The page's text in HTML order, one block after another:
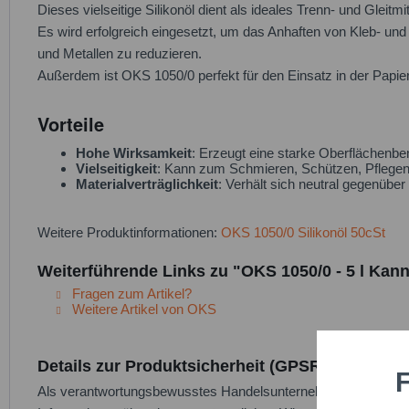
Dieses vielseitige Silikonöl dient als ideales Trenn- und
Es wird erfolgreich eingesetzt, um das Anhaften von Kleb-
und Metallen zu reduzieren.
Außerdem ist OKS 1050/0 perfekt für den Einsatz in der
Vorteile
Hohe Wirksamkeit: Erzeugt eine starke
Vielseitigkeit: Kann zum Schmieren, Schützen,
Materialverträglichkeit: Verhält sich neutral
Weitere Produktinformationen: OKS 1050/0 Silikonöl 50cSt
Weiterführende Links zu "OKS 1050/0 - 5 l
Fragen zum Artikel?
Weitere Artikel von OKS
Details zur Produktsicherheit (GPSR)
Als verantwortungsbewusstes Handelsunternehmen legen